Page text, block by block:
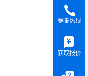
销售热线
获取报价